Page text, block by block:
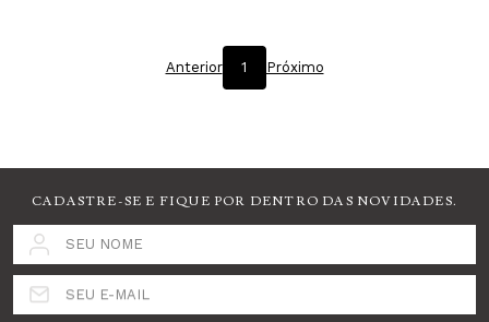
Anterior 1 Próximo
CADASTRE-SE E FIQUE POR DENTRO DAS NOVIDADES.
SEU NOME
SEU E-MAIL